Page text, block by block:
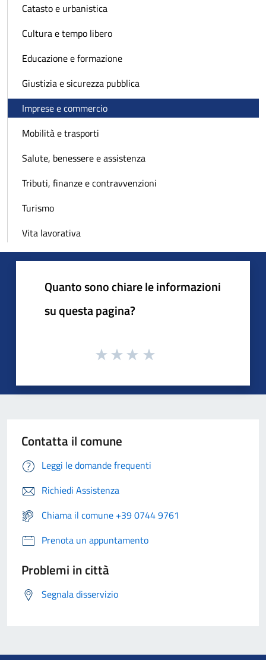
Catasto e urbanistica
Cultura e tempo libero
Educazione e formazione
Giustizia e sicurezza pubblica
Imprese e commercio
Mobilità e trasporti
Salute, benessere e assistenza
Tributi, finanze e contravvenzioni
Turismo
Vita lavorativa
Quanto sono chiare le informazioni
su questa pagina?
Contatta il comune
Leggi le domande frequenti
Richiedi Assistenza
Chiama il comune +39 0744 9761
Prenota un appuntamento
Problemi in città
Segnala disservizio